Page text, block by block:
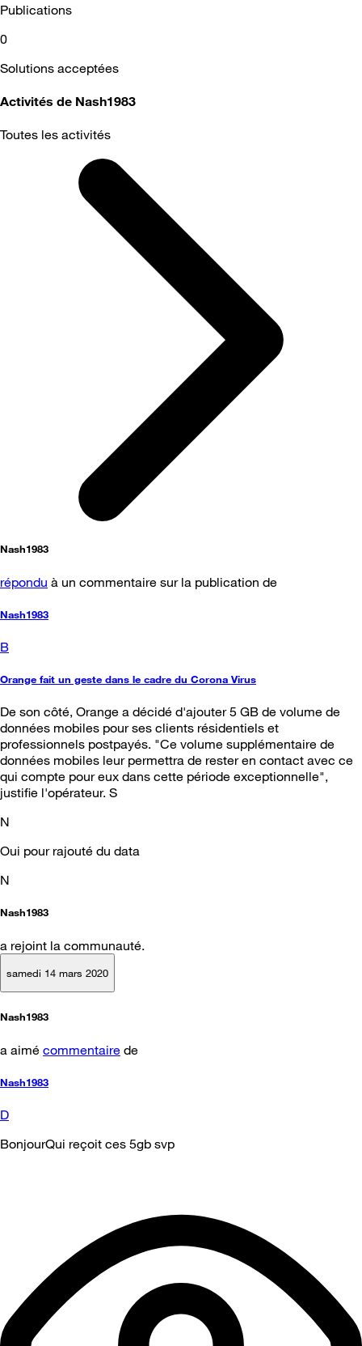
Publications
0
Solutions acceptées
Activités de Nash1983
Toutes les activités
Nash1983
répondu à un commentaire sur la publication de
Nash1983
B
Orange fait un geste dans le cadre du Corona Virus
De son côté, Orange a décidé d'ajouter 5 GB de volume de
données mobiles pour ses clients résidentiels et
professionnels postpayés. "Ce volume supplémentaire de
données mobiles leur permettra de rester en contact avec ce
qui compte pour eux dans cette période exceptionnelle",
justifie l'opérateur. S
N
Oui pour rajouté du data
N
Nash1983
a rejoint la communauté.
samedi 14 mars 2020
Nash1983
a aimé commentaire de
Nash1983
D
BonjourQui reçoit ces 5gb svp